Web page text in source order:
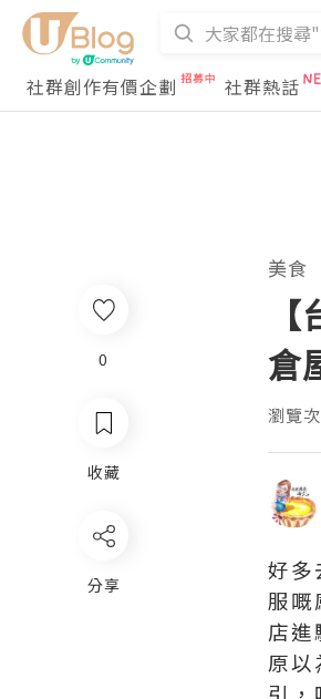
社群創作有價企劃
社群熱話
0
收藏
分享
美食
倉
瀏覽
好多
服
店進
原
引